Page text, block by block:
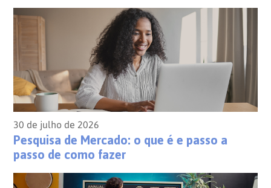
30 de julho de 2026
Pesquisa de Mercado: o que é e passo a
passo de como fazer